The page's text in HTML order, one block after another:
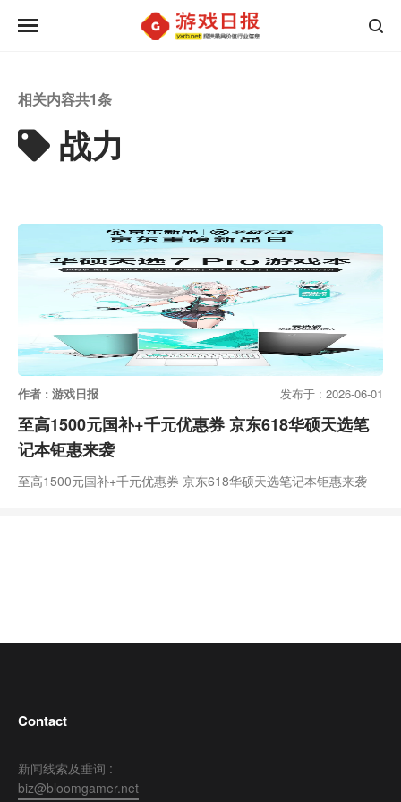
相关内容共1条
战力
作者 : 游戏日报 发布于 : 2026-06-01
至高1500元国补+千元优惠券 京东618华硕天选笔
记本钜惠来袭
至高1500元国补+千元优惠券 京东618华硕天选笔记本钜惠来袭
Contact
新闻线索及垂询 :
biz@bloomgamer.net